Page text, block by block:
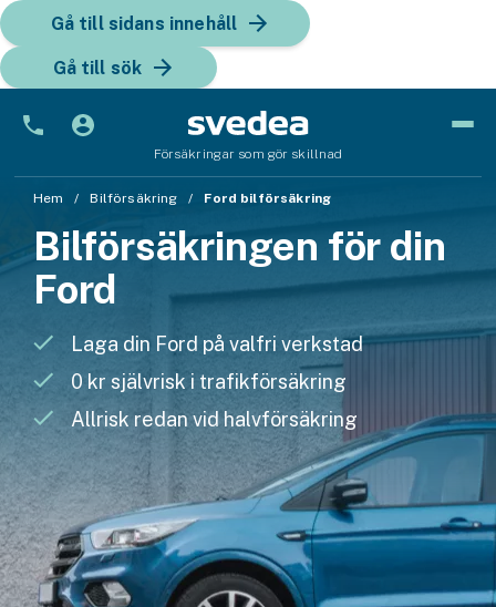
Gå till sidans innehåll
Gå till sök
Försäkringar som gör skillnad
Bil
Bilförsäkring
Bilförsäkring för företag
Snöskoterförsäkring
ATV-försäkring
Släpvagnsförsäkring
Husvagnsförsäkring
Motorcykel
Hem Bilförsäkring Ford bilförsäkring
Bilförsäkringen för din
Ford
Laga din Ford på valfri verkstad
0 kr självrisk i trafikförsäkring
Allrisk redan vid halvförsäkring